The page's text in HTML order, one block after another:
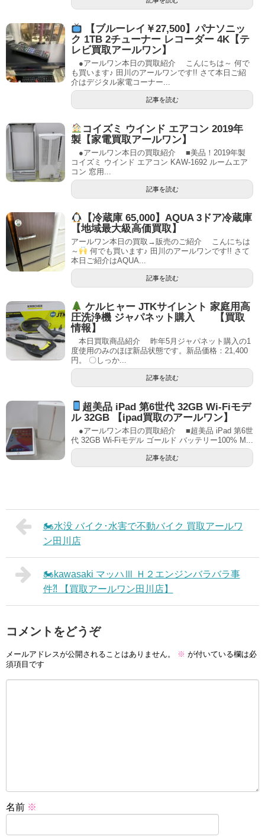
【ブルーレイ￥27,500】パナソニッ
ク 1TB 2チューナー レコーダー 4K【テ
レビ買取アールワン】
●アールワン本日の買取紹介 こんにちは～ 何で
も買います♪ 田川のアールワンです!! さて本日ご紹
介はデジタル家電コーナー...
記事を読む
コイズミ ウインド エアコン 2019年
製【家電買取アールワン】
●アールワン本日の買取紹介 ■美品！2019年製
コイズミ ウインド エアコン KAW-1692 ルームエア
コン 窓用...
記事を読む
【冷蔵庫 65,000】AQUA 3ドア冷蔵庫
【地域最大級高価買取】
アールワン本日の買取→販売のご紹介 こんにちは
～
何でも買います♪ 田川のアールワンです!! さて
本日ご紹介はAQUA...
記事を読む
ケルヒャー JTKサイレント 家庭用高
圧洗浄機 ジャパネット購入 【買取
情報】
本日買取商品紹介 昨年5月ジャパネット購入の1
度使用のみのほぼ新品状態です。新品価格：21,400
円。 〇しっか...
記事を読む
超美品 iPad 第6世代 32GB Wi-Fiモデ
ル 32GB 【ipad買取のアールワン】
●アールワン本日の買取紹介 ■超美品 iPad 第6世
代 32GB Wi-Fiモデル ゴールド バッテリー100% M...
記事を読む
🏍水没 バイク･水害で不動バイク 買取アールワ
ン田川店
🏍kawasaki マッハⅢ Ｈ２エンジンバラバラ事
件⁈ 【買取アールワン田川店】
コメントをどうぞ
メールアドレスが公開されることはありません。 ※ が付いている欄は必
須項目です
名前 ※